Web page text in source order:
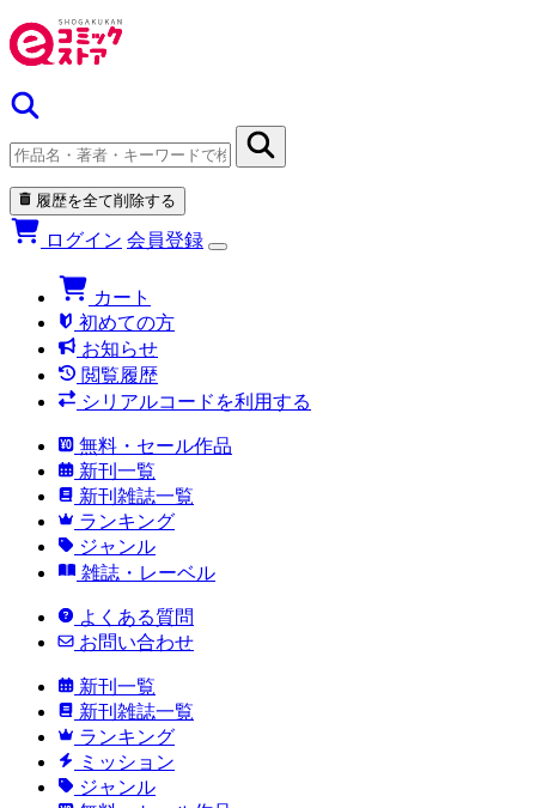
履歴を全て削除する
ログイン 会員登録
カート
初めての方
お知らせ
閲覧履歴
シリアルコードを利用する
無料・セール作品
新刊一覧
新刊雑誌一覧
ランキング
ジャンル
雑誌・レーベル
よくある質問
お問い合わせ
新刊一覧
新刊雑誌一覧
ランキング
ミッション
ジャンル